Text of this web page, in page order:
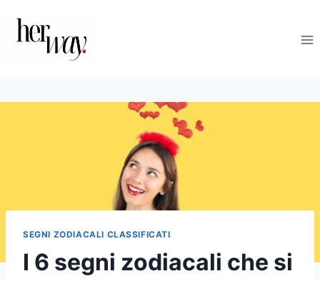
contenuto
SEGNI ZODIACALI CLASSIFICATI
I 6 segni zodiacali che si